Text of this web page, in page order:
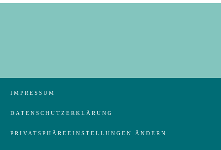
IMPRESSUM
DATENSCHUTZERKLÄRUNG
PRIVATSPHÄREEINSTELLUNGEN ÄNDERN